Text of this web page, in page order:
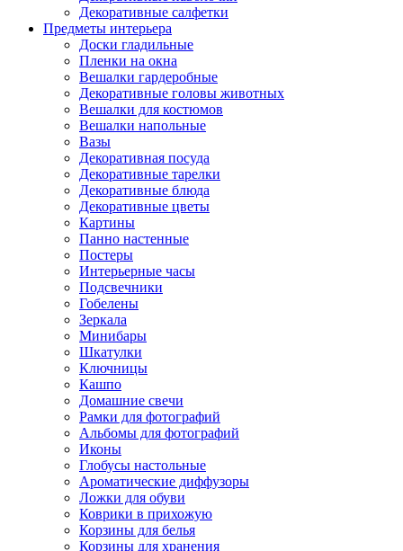
Декоративные салфетки
Предметы интерьера
Доски гладильные
Пленки на окна
Вешалки гардеробные
Декоративные головы животных
Вешалки для костюмов
Вешалки напольные
Вазы
Декоративная посуда
Декоративные тарелки
Декоративные блюда
Декоративные цветы
Картины
Панно настенные
Постеры
Интерьерные часы
Подсвечники
Гобелены
Зеркала
Минибары
Шкатулки
Ключницы
Кашпо
Домашние свечи
Рамки для фотографий
Альбомы для фотографий
Иконы
Глобусы настольные
Ароматические диффузоры
Ложки для обуви
Коврики в прихожую
Корзины для белья
Корзины для хранения